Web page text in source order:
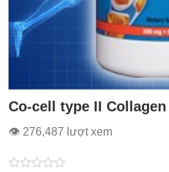
Co-cell type II Collagen
👁 276,487 lượt xem